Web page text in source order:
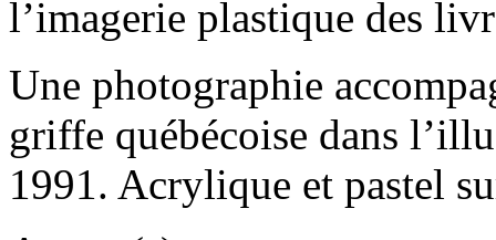
l’imagerie plastique des
Une photographie
griffe québécoise dans
1991. Acrylique et pastel